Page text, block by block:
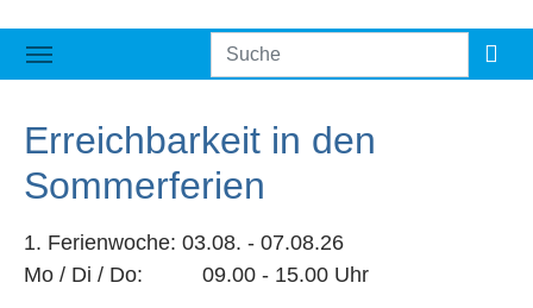
Erreichbarkeit in den
Sommerferien
1. Ferienwoche: 03.08. - 07.08.26
Mo / Di / Do: 09.00 - 15.00 Uhr